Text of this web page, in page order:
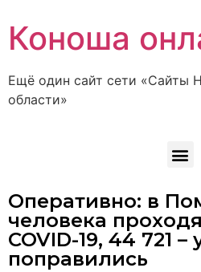
Коноша
Ещё один сайт сети «Сайты
области»
Оперативно: в
человека
COVID-19, 44 721 –
поправились